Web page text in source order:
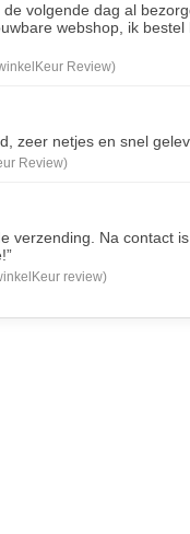
de volgende dag al
webshop, ik bestel
Review)
zeer netjes en snel
Review)
verzending. Na contact
review)